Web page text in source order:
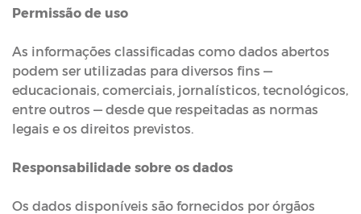
Permissão de uso
As informações classificadas como dados abertos
podem ser utilizadas para diversos fins —
educacionais, comerciais, jornalísticos, tecnológicos,
entre outros — desde que respeitadas as normas
legais e os direitos previstos.
Responsabilidade sobre os dados
Os dados disponíveis são fornecidos por órgãos